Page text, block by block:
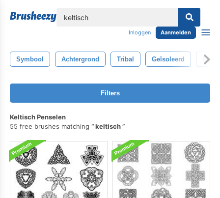
Inloggen Aanmelden
Symbool Achtergrond Tribal Geïsoleerd
Filters
Keltisch Penselen
55 free brushes matching
keltisch